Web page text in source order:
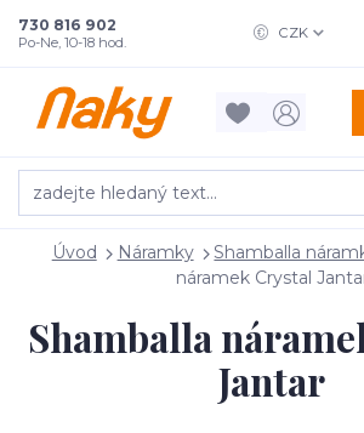
CZK
730 816 902
Po-Ne, 10-18 hod.
Úvod Náramky Shamballa
náramek Crystal
Shamballa
Jantar